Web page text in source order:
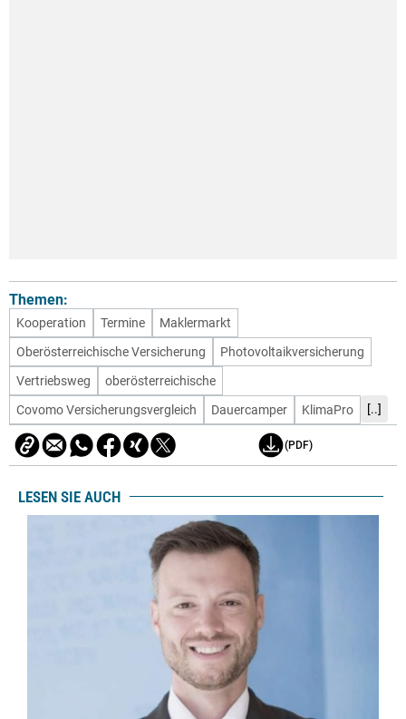
Themen:
Kooperation Termine
Maklermarkt
Oberösterreichische Versicherung
Photovoltaikversicherung
Vertriebsweg
oberösterreichische
Covomo Versicherungsvergleich
Dauercamper KlimaPro [..]
(PDF)
LESEN SIE AUCH